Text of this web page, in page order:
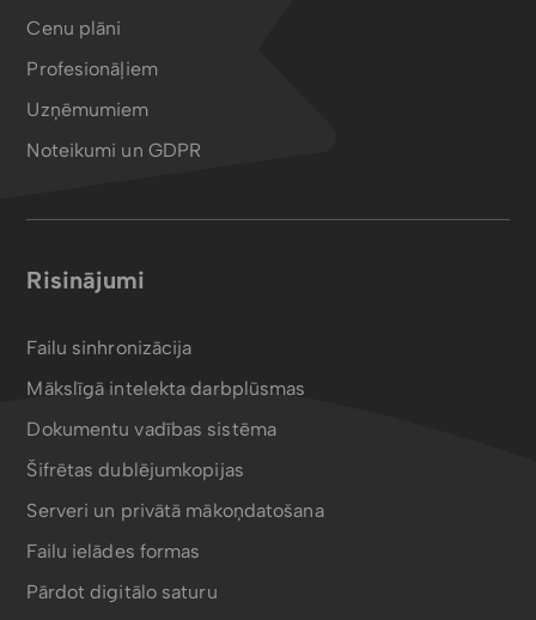
Cenu plāni
Profesionāļiem
Uzņēmumiem
Noteikumi un GDPR
Risinājumi
Failu sinhronizācija
Mākslīgā intelekta darbplūsmas
Dokumentu vadības sistēma
Šifrētas dublējumkopijas
Serveri un privātā mākoņdatošana
Failu ielādes formas
Pārdot digitālo saturu